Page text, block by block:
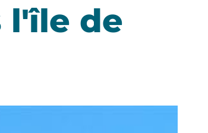
l'île de